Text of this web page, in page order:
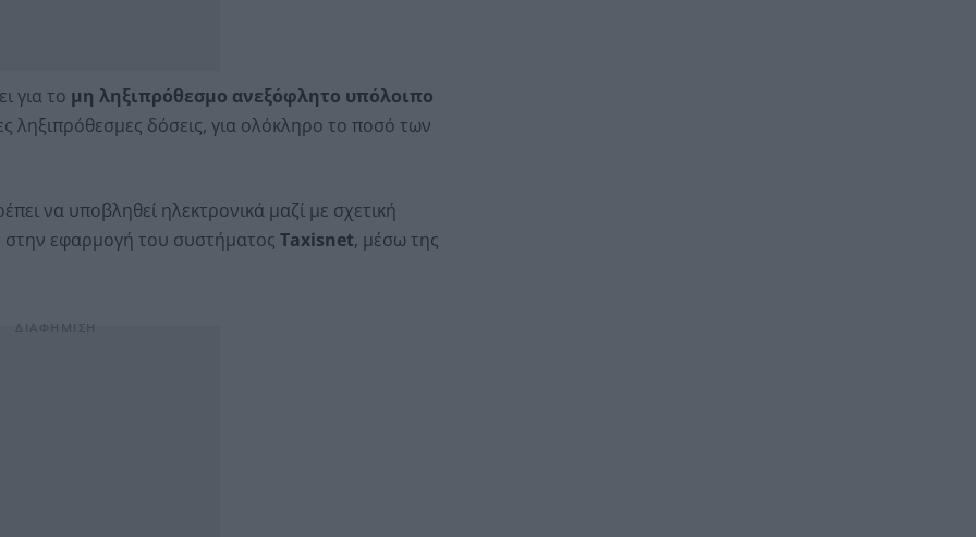
για το μη ληξιπρόθεσμο ανεξόφλητο υπόλοιπο
ληξιπρόθεσμες δόσεις, για ολόκληρο το ποσό των
να υποβληθεί ηλεκτρονικά μαζί με σχετική
εφαρμογή του συστήματος Τaxisnet, μέσω της